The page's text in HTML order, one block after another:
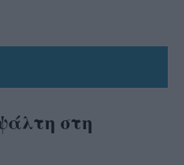
στη